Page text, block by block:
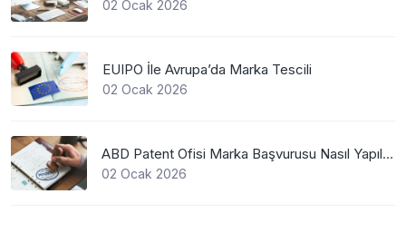
02 Ocak 2026
EUIPO İle Avrupa’da Marka Tescili
02 Ocak 2026
ABD Patent Ofisi Marka Başvurusu Nasıl Yapılır?
02 Ocak 2026